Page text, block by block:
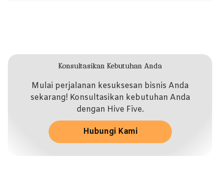
Konsultasikan Kebutuhan Anda
Mulai perjalanan kesuksesan bisnis Anda
sekarang! Konsultasikan kebutuhan Anda
dengan Hive Five.
Hubungi Kami